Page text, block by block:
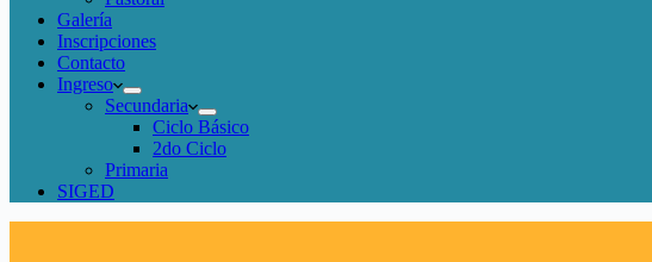
Galería
Inscripciones
Contacto
Ingreso
Secundaria
Ciclo Básico
2do Ciclo
Primaria
SIGED